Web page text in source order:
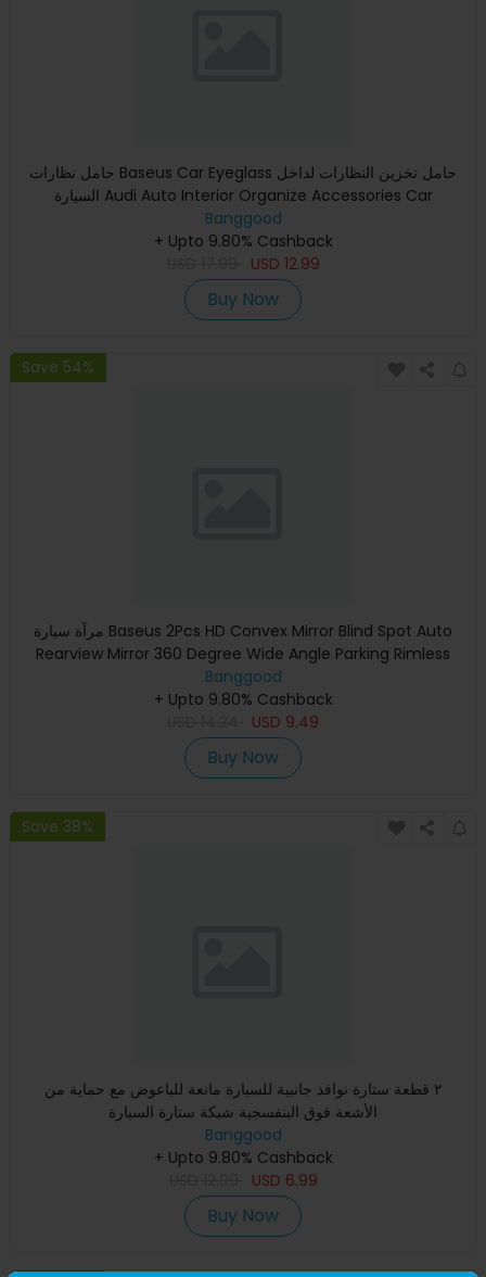
حامل نظارات Baseus Car Eyeglass حامل تخزين النظارات لداخل
السيارة Audi Auto Interior Organize Accessories Car
Sunglasses
Banggood
+ Upto 9.80% Cashback
USD 12.99
Buy Now
Save 54%
مرآة سيارة Baseus 2Pcs HD Convex Mirror Blind Spot Auto
Rearview Mirror 360 Degree Wide Angle Parking Rimless
Mirrors
Banggood
+ Upto 9.80% Cashback
USD 9.49
Buy Now
Save 38%
٢ قطعة ستارة نوافذ جانبية للسيارة مانعة للباعوض مع حماية من
الأشعة فوق البنفسجية شبكة ستارة السيارة
Banggood
+ Upto 9.80% Cashback
USD 6.99
Buy Now